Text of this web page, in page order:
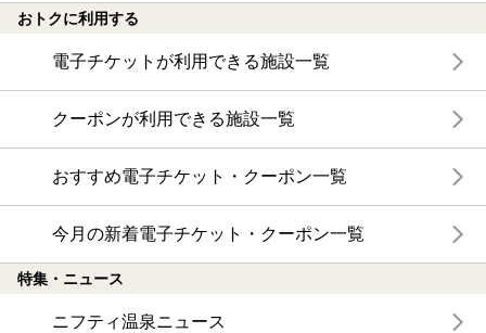
おトクに利用する
電子チケットが利用できる施設一覧
クーポンが利用できる施設一覧
おすすめ電子チケット・クーポン一覧
今月の新着電子チケット・クーポン一覧
特集・ニュース
ニフティ温泉ニュース